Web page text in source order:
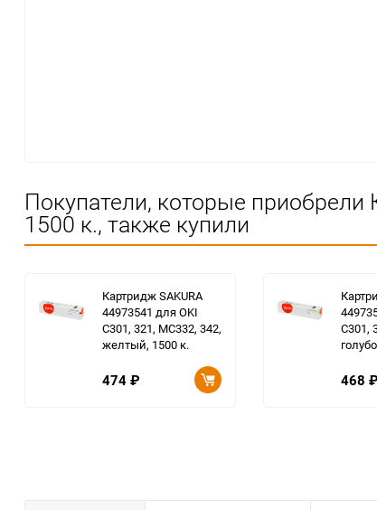
Покупатели, которые приобрели
1500 к., также купили
Картридж SAKURA
44973541 для OKI
C301, 321, MC332, 342,
желтый, 1500 к.
474 ₽
C301,
468 ₽